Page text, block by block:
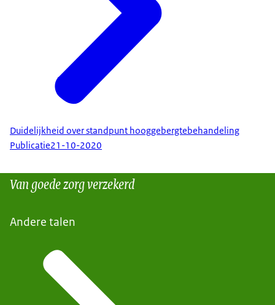
Duidelijkheid over standpunt hooggebergtebehandeling
Publicatie21-10-2020
Van goede zorg verzekerd
Andere talen